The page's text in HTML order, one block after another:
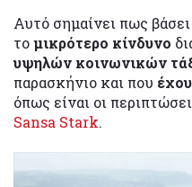
Αυτό σημαίνει πως
τομικρότερο κίνδυνο
υψηλών κοινωνικών
παρασκήνιο και που
όπως είναι οι
Sansa Stark.